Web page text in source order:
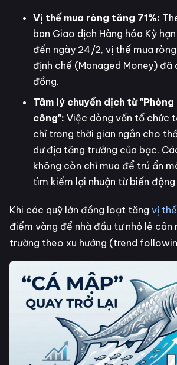
Vị thế mua ròng tăng 71%:
ban Giao dịch Hàng hóa Kỳ
đến ngày 24/2, vị thế mua
định chế (Managed Money) đã
đồng.
Tâm lý chuyển dịch từ
công": Việc dòng vốn tổ chức
chỉ trong thời gian ngắn cho
dư địa tăng trưởng của bạc.
không còn chỉ mua để trú ẩn
tìm kiếm lợi nhuận từ biến động
Khi các quỹ lớn đồng loạt tăng vị thế
điểm vàng để nhà đầu tư nhỏ lẻ cân
trường theo xu hướng (trend